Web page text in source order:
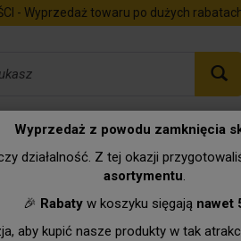
Wyprzedaż z powodu zamknięcia
działalność. Z tej okazji
asortymentu.
🎉 Rabatyw koszyku sięgają nawet
aby kupić nasze produkty w tak
- Wyprzedaż towaru po dużych
bomb
Zawody